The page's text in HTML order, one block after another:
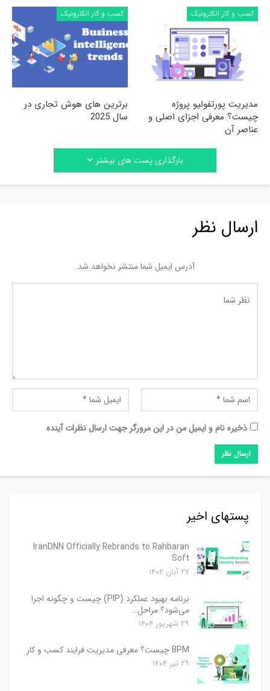
کسب و کار الکترونیک
مدیریت پورتفولیو پروژه
چیست؟ معرفی اجزای اصلی و
عناصر آن
کسب و کار الکترونیک
برترین های هوش تجاری در
سال 2025
بارگذاری پست های بیشتر
ارسال نظر
آدرس ایمیل شما منتشر نخواهد شد.
ذخیره نام و ایمیل من در این مرورگر جهت ارسال نظرات آینده
پستهای اخیر
IranDNN Officially Rebrands to Rahbaran
Soft
۲۷ آبان ۱۴۰۴
برنامه بهبود عملکرد (PIP) چیست و چگونه اجرا
می‌شود؟ مراحل…
۲۹ شهریور ۱۴۰۴
BPM چیست؟ معرفی مدیریت فرایند کسب و کار
۲۹ تیر ۱۴۰۴